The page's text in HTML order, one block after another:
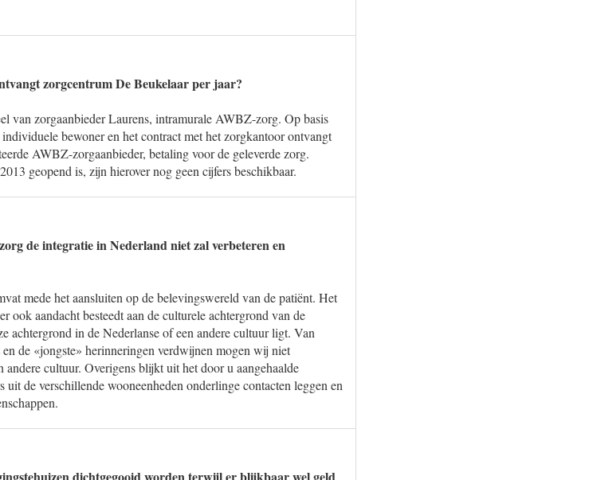
zorgcentrum De Beukelaar per jaar?
van zorgaanbieder Laurens, intramurale AWBZ-zorg. Op basis
bewoner en het contract met het zorgkantoor ontvangt
AWBZ-zorgaanbieder, betaling voor de geleverde zorg.
geopend is, zijn hierover nog geen cijfers beschikbaar.
de integratie in Nederland niet zal verbeteren en
mede het aansluiten op de belevingswereld van de patiënt. Het
ook aandacht besteedt aan de culturele achtergrond van de
achtergrond in de Nederlanse of een andere cultuur ligt. Van
de «jongste» herinneringen verdwijnen mogen wij niet
cultuur. Overigens blijkt uit het door u aangehaalde
de verschillende wooneenheden onderlinge contacten leggen en